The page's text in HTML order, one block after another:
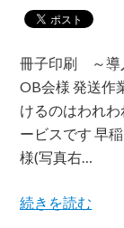
冊子印刷 ～導
OB会様 発送作
けるのはわれ
ービスです 早
様(写真右…
続きを読む